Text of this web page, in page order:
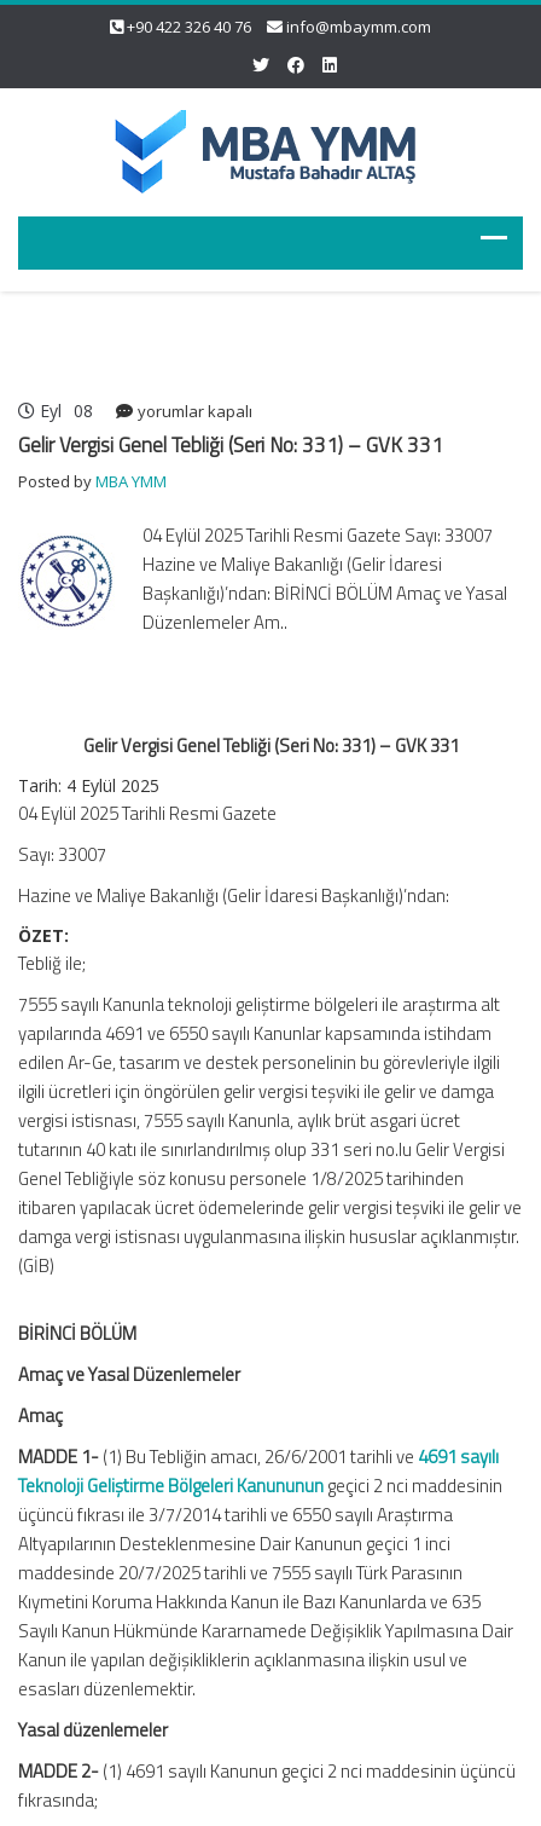
+90 422 326 40 76 info@mbaymm.com
Eyl 08
Gelir
Vergisi
Tebliği
No:
331)
–
GVK
yorumlar kapalı
Gelir Vergisi Genel Tebliği (Seri No: 331) – GVK 331
Posted byMBA YMM
04 Eylül 2025 Tarihli Resmi Gazete Sayı: 33007
Hazine ve Maliye Bakanlığı (Gelir İdaresi
Başkanlığı)’ndan: BİRİNCİ BÖLÜM Amaç ve Yasal
Düzenlemeler Am..
Gelir Vergisi Genel Tebliği (Seri No: 331) – GVK 331
Tarih: 4 Eylül 2025
04 Eylül 2025 Tarihli Resmi Gazete
Sayı: 33007
Hazine ve Maliye Bakanlığı (Gelir İdaresi Başkanlığı)’ndan:
ÖZET:
Tebliğ ile;
7555 sayılı Kanunla teknoloji geliştirme bölgeleri ile araştırma alt
yapılarında 4691 ve 6550 sayılı Kanunlar kapsamında istihdam
edilen Ar-Ge, tasarım ve destek personelinin bu görevleriyle ilgili
ilgili ücretleri için öngörülen gelir vergisi teşviki ile gelir ve damga
vergisi istisnası, 7555 sayılı Kanunla, aylık brüt asgari ücret
tutarının 40 katı ile sınırlandırılmış olup 331 seri no.lu Gelir Vergisi
Genel Tebliğiyle söz konusu personele 1/8/2025 tarihinden
itibaren yapılacak ücret ödemelerinde gelir vergisi teşviki ile gelir ve
damga vergi istisnası uygulanmasına ilişkin hususlar açıklanmıştır.
(GİB)
BİRİNCİ BÖLÜM
Amaç ve Yasal Düzenlemeler
Amaç
MADDE 1-(1) Bu Tebliğin amacı, 26/6/2001 tarihli ve 4691 sayılı
Teknoloji Geliştirme Bölgeleri Kanununungeçici 2 nci maddesinin
üçüncü fıkrası ile 3/7/2014 tarihli ve 6550 sayılı Araştırma
Altyapılarının Desteklenmesine Dair Kanunun geçici 1 inci
maddesinde 20/7/2025 tarihli ve 7555 sayılı Türk Parasının
Kıymetini Koruma Hakkında Kanun ile Bazı Kanunlarda ve 635
Sayılı Kanun Hükmünde Kararnamede Değişiklik Yapılmasına Dair
Kanun ile yapılan değişikliklerin açıklanmasına ilişkin usul ve
esasları düzenlemektir.
Yasal düzenlemeler
MADDE 2-(1) 4691 sayılı Kanunun geçici 2 nci maddesinin üçüncü
fıkrasında;